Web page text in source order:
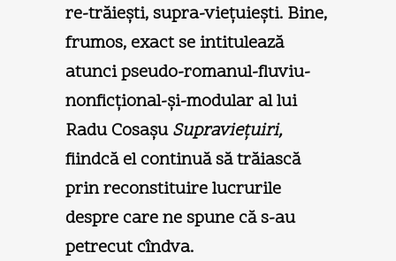
re-trăieşti, supra-vieţuieşti. Bine,
frumos, exact se intitulează
atunci pseudo-romanul-fluviu-
nonficţional-şi-modular al lui
Radu CosaşuSupravieţuiri,
fiindcă el continuă să trăiască
prin reconstituire lucrurile
despre care ne spune că s-au
petrecut cîndva.